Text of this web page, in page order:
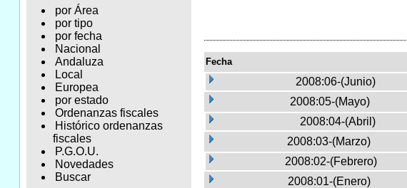
por Área
por tipo
por fecha
Nacional
Andaluza
Local
Europea
por estado
Ordenanzas fiscales
Histórico ordenanzas
fiscales
P.G.O.U.
Novedades
Buscar
Fecha
2008:06-(Junio)
2008:05-(Mayo)
2008:04-(Abril)
2008:03-(Marzo)
2008:02-(Febrero)
2008:01-(Enero)